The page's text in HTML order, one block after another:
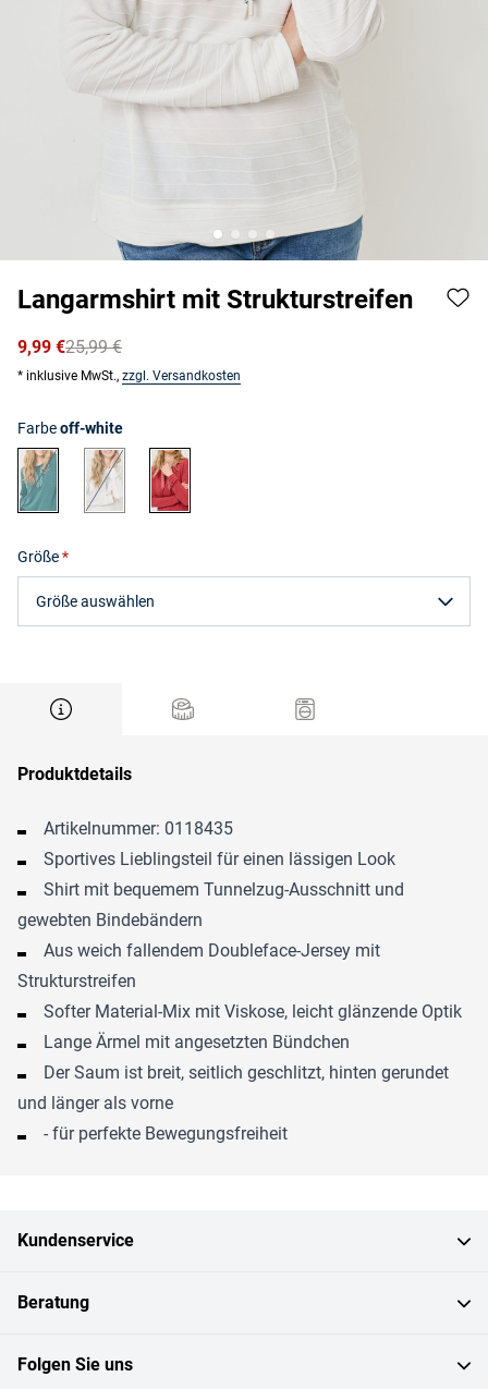
Langarmshirt mit Strukturstreifen
25,99 €
9,99 €
* inklusive MwSt., zzgl. Versandkosten
Farbeoff-white
grün
off-white ziegel
Größe
Größe auswählen
Produktdetails
Artikelnummer: 0118435
Sportives Lieblingsteil für einen lässigen Look
Shirt mit bequemem Tunnelzug-Ausschnitt und
gewebten Bindebändern
Aus weich fallendem Doubleface-Jersey mit
Strukturstreifen
Softer Material-Mix mit Viskose, leicht glänzende Optik
Lange Ärmel mit angesetzten Bündchen
Der Saum ist breit, seitlich geschlitzt, hinten gerundet
und länger als vorne
- für perfekte Bewegungsfreiheit
Kundenservice
Beratung
Folgen Sie uns